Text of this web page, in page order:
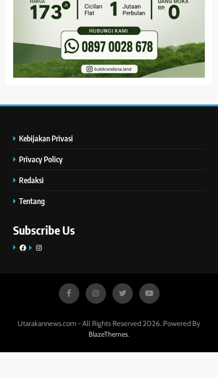
Kebijakan Privasi
Privacy Policy
Redaksi
Tentang
Subscribe Us
FacebookInstagram
Utarakannews.com - All Rights Reserved 2026. Powered By
BlazeThemes.